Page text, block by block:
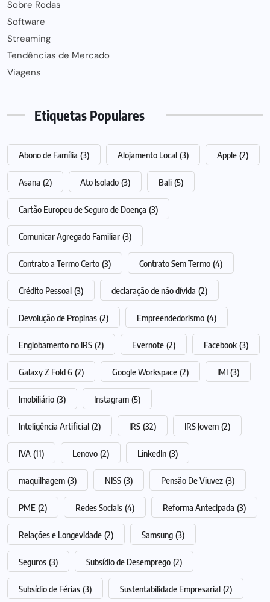
Sobre Rodas
Software
Streaming
Tendências de Mercado
Viagens
Etiquetas Populares
Abono de Família (3) Alojamento Local (3) Apple (2)
Asana (2) Ato Isolado (3) Bali (5)
Cartão Europeu de Seguro de Doença (3)
Comunicar Agregado Familiar (3)
Contrato a Termo Certo (3) Contrato Sem Termo (4)
Crédito Pessoal (3) declaração de não dívida (2)
Devolução de Propinas (2) Empreendedorismo (4)
Englobamento no IRS (2) Evernote (2) Facebook (3)
Galaxy Z Fold 6 (2) Google Workspace (2) IMI (3)
Imobiliário (3) Instagram (5)
Inteligência Artificial (2) IRS (32) IRS Jovem (2)
IVA (11) Lenovo (2) LinkedIn (3)
maquilhagem (3) NISS (3) Pensão De Viuvez (3)
PME (2) Redes Sociais (4) Reforma Antecipada (3)
Relações e Longevidade (2) Samsung (3)
Seguros (3) Subsídio de Desemprego (2)
Subsídio de Férias (3) Sustentabilidade Empresarial (2)